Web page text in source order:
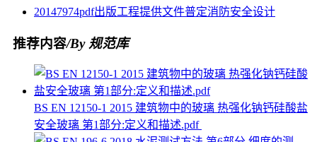
20147974pdf出版工程提供文件普定消防安全设计
推荐内容/By 规范库
BS EN 12150-1 2015 建筑物中的玻璃 热强化钠钙硅酸盐
安全玻璃 第1部分:定义和描述.pdf